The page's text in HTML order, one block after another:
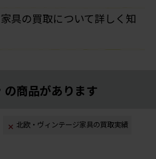
具の買取について詳しく知
の商品があります
北欧・ヴィンテージ家具の買取実績